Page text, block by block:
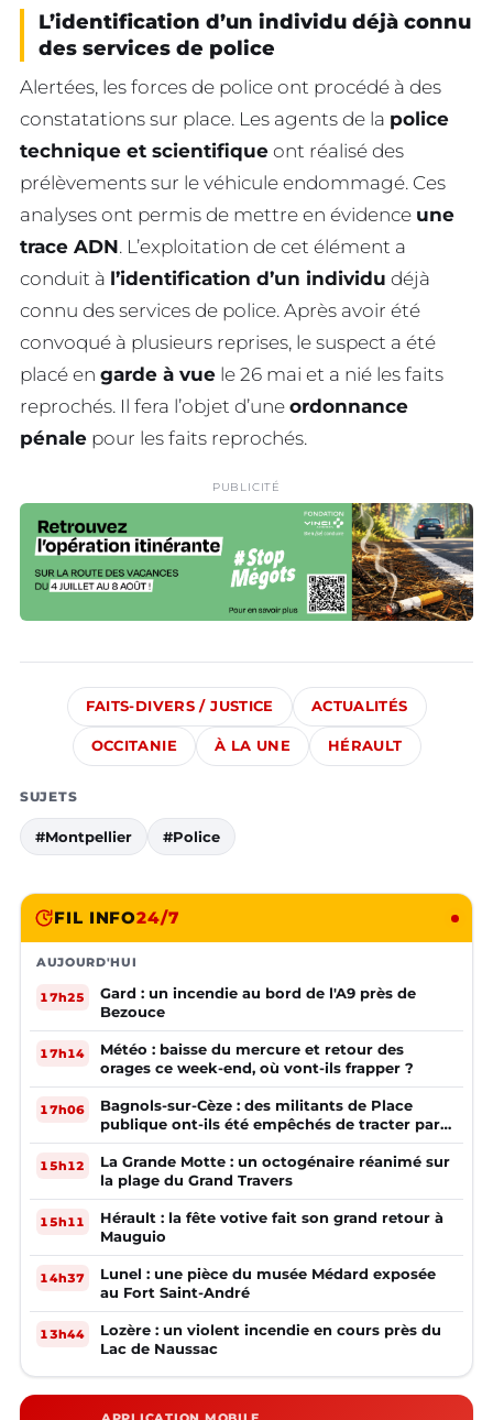
L’identification d’un individu déjà connu
des services de police
Alertées, les forces de police ont procédé à des
constatations sur place. Les agents de la police
technique et scientifique ont réalisé des
prélèvements sur le véhicule endommagé. Ces
analyses ont permis de mettre en évidence une
trace ADN. L’exploitation de cet élément a
conduit à l’identification d’un individu déjà
connu des services de police. Après avoir été
convoqué à plusieurs reprises, le suspect a été
placé en garde à vue le 26 mai et a nié les faits
reprochés. Il fera l’objet d’une ordonnance
pénale pour les faits reprochés.
PUBLICITÉ
FAITS-DIVERS / JUSTICE ACTUALITÉS
OCCITANIE À LA UNE HÉRAULT
SUJETS
#Montpellier #Police
FIL INFO24/7
AUJOURD'HUI
17h25
Gard : un incendie au bord de l'A9 près de
Bezouce
17h14
Météo : baisse du mercure et retour des
orages ce week-end, où vont-ils frapper ?
17h06
Bagnols-sur-Cèze : des militants de Place
publique ont-ils été empêchés de tracter par
la mairie ?
15h12
La Grande Motte : un octogénaire réanimé sur
la plage du Grand Travers
15h11
Hérault : la fête votive fait son grand retour à
Mauguio
14h37
Lunel : une pièce du musée Médard exposée
au Fort Saint-André
13h44
Lozère : un violent incendie en cours près du
Lac de Naussac